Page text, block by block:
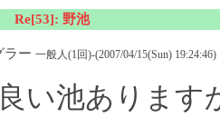
Re[53]: 野池
ラー 一般人(1回)-(2007/04/15(Sun) 19:24:46)
い池あります